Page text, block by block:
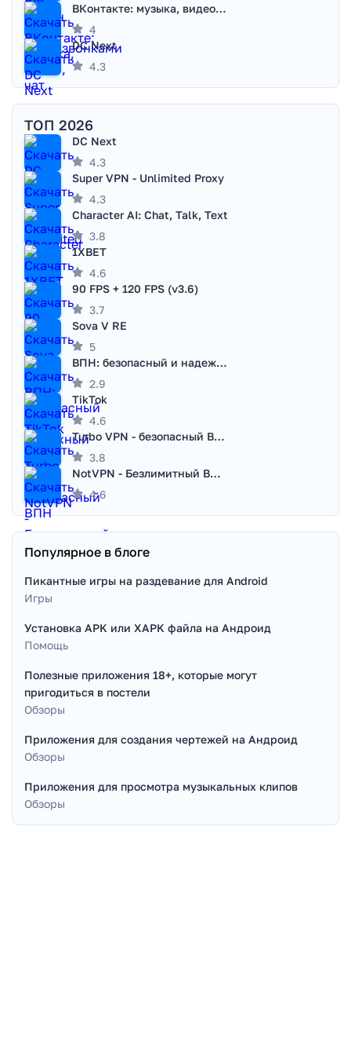
ВКонтакте: музыка, видео, чат
4
DC Next
4.3
ТОП 2026
DC Next
4.3
Super VPN - Unlimited Proxy
4.3
Character AI: Chat, Talk, Text
3.8
1XBET
4.6
90 FPS + 120 FPS (v3.6)
3.7
Sova V RE
5
ВПН: безопасный и надежный VPN
2.9
TikTok
4.6
Turbo VPN - безопасный ВПН
3.8
NotVPN - Безлимитный ВПН | VPN
4.6
Популярное в блоге
Пикантные игры на раздевание для Android
Игры
Установка APK или XAPK файла на Андроид
Помощь
Полезные приложения 18+, которые могут
пригодиться в постели
Обзоры
Приложения для создания чертежей на Андроид
Обзоры
Приложения для просмотра музыкальных клипов
Обзоры